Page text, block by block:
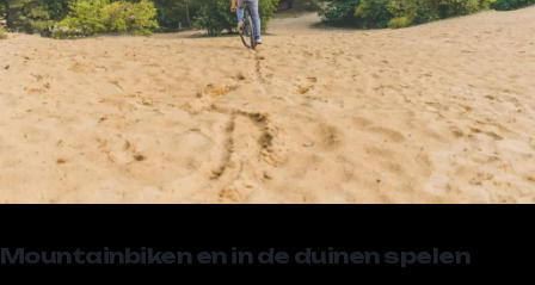
Mountainbiken en in de duinen spelen